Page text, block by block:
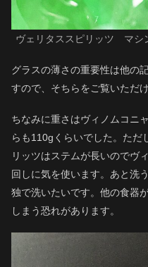
ヴェリタススピリッツ マシ
グラスの薄さの重要性は他の
すので、そちらをご覧いただ
ちなみに重さはヴィノムコニ
らも110gくらいでした。ただ
リッツはステムが長いのでヴ
回しに気を使います。あと洗
独で洗いたいです。他の食器
しまう恐れがあります。